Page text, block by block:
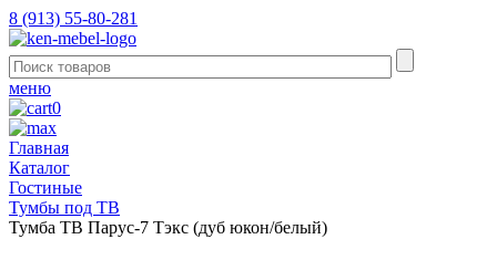
8 (913) 55-80-281
меню
0
Главная
Каталог
Гостиные
Тумбы под ТВ
Тумба ТВ Парус-7 Тэкс (дуб юкон/белый)